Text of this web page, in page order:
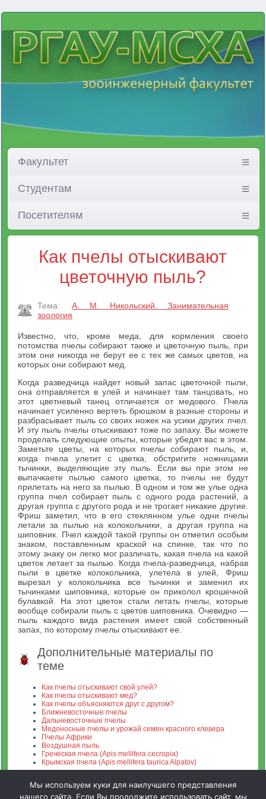
Факультет
Студентам
Посетителям
Как пчелы отыскивают
цветочную пыль?
Тема:
А. М. Никольский. Занимательная
зоология
Известно, что, кроме меда, для кормления своего
потомства пчелы собирают также и цветочную пыль, при
этом они никогда не берут ее с тех же самых цветов, на
которых они собирают мед.
Когда разведчица найдет новый запас цветочной пыли,
она отправляется в улей и начинает там танцовать, но
этот цветневый танец отличается от медового. Пчела
начинает усиленно вертеть брюшком в разные стороны и
разбрасывает пыль со своих ножек на усики других пчел.
И эту пыль пчелы отыскивают тоже по запаху. Вы можете
проделать следующие опыты, которые убедят вас в этом.
Заметьте цветы, на которых пчелы собирают пыль, и,
когда пчела улетит с цветка, обстригите ножницами
тычинки, выделяющие эту пыль. Если вы при этом не
выпачкаете пылью самого цветка, то пчелы не будут
прилетать на него за пылью. В одном и том же улье одна
группа пчел собирает пыль с одного рода растений, а
другая группа с другого рода и не трогает никакие другие.
Фриш заметил, что в его стеклянном улье одни пчелы
летали за пылью на колокольчики, а другая группа на
шиповник. Пчел каждой такой группы он отметил особым
знаком, поставленным краской на спинке, так что по
этому знаку он легко мог различать, какая пчела на какой
цветок летает за пылью. Когда пчела-разведчица, набрав
пыли в цветке колокольчика, улетела в улей, Фриш
вырезал у колокольчика все тычинки и заменил их
тычинками шиповника, которые он приколол крошечной
булавкой. На этот цветок стали летать пчелы, которые
вообще собирали пыль с цветов шиповника. Очевидно —
пыль каждого вида растения имеет свой собственный
запах, по которому пчелы отыскивают ее.
Дополнительные материалы по
теме
Как пчелы отыскивают свой улей?
Как пчелы отыскивают мед?
Как пчелы объясняются друг с другом?
Ближневосточные пчелы
Дальневосточные пчелы
Медоносные пчелы и урожай семян красного клевера
Пчелы Африки
Воздушная пыль
Греческая пчела (Apis mellifera cecropia)
Крымская пчела (Apis mellifera taurica Alpatov)
Мы используем куки для наилучшего представления
нашего сайта. Если Вы продолжите использовать сайт, мы